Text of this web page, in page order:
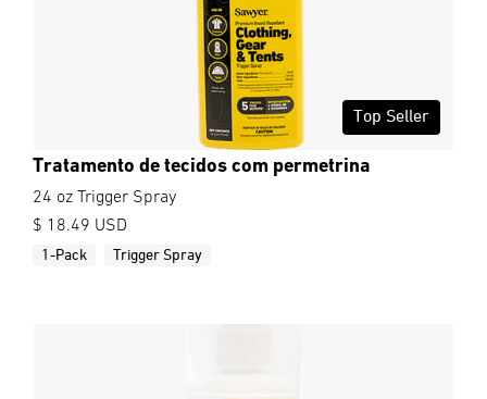
Top Seller
Tratamento de tecidos com permetrina
24 oz Trigger Spray
$ 18.49 USD
1-Pack Trigger Spray